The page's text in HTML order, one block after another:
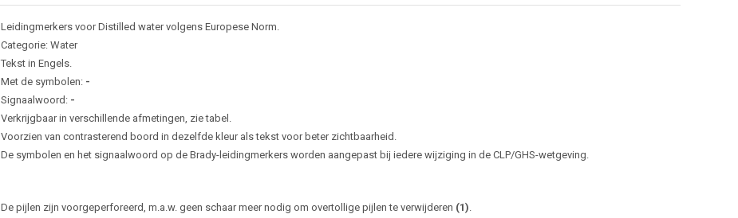
Leidingmerkers voor Distilled water volgens Europese Norm.
Categorie: Water
Tekst in Engels.
Met de symbolen: -
Signaalwoord:-
Verkrijgbaar in verschillende afmetingen, zie tabel.
Voorzien van contrasterend boord in dezelfde kleur als tekst voor beter zichtbaarheid.
De symbolen en het signaalwoord op de Brady-leidingmerkers worden aangepast bij iedere wijziging in de CLP/GHS-wetgeving.
De pijlen zijn voorgeperforeerd, m.a.w. geen schaar meer nodig om overtollige pijlen te verwijderen (1)